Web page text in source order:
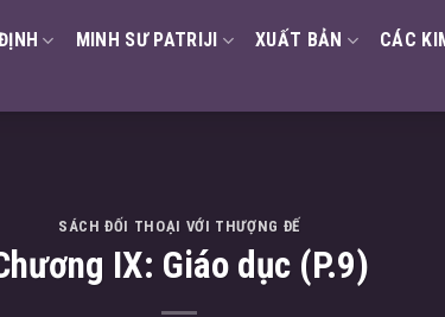
MINH SƯ PATRIJI XUẤT BẢN CÁC
SÁCH ĐỐI THOẠI VỚI THƯỢNG ĐẾ
IX: Giáo dục (P.9)